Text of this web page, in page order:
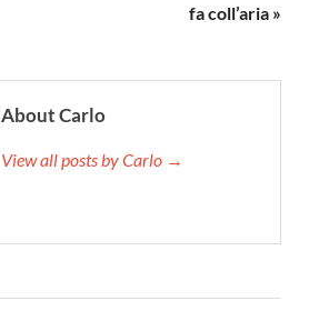
fa coll’aria »
About Carlo
View all posts by Carlo →